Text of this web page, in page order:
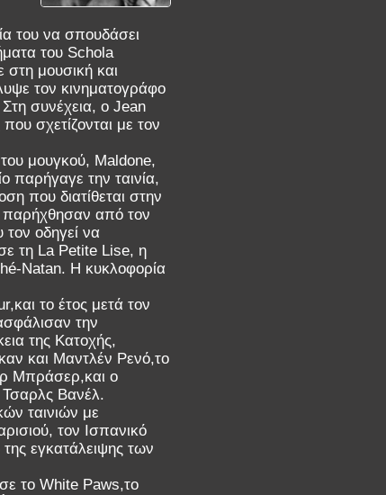
του να σπουδάσει
του Schola
μουσική και
τον κινηματογράφο
συνέχεια, ο Jean
σχετίζονται με τον
μουγκού, Maldone,
παρήγαγε την ταινία,
που διατίθεται στην
παρήχθησαν από τον
τον οδηγεί να
τη La Petite Lise, η
Natan. Η κυκλοφορία
το έτος μετά τον
την
της Κατοχής,
και Μαντλέν Ρενό,το
Μπράσερ,και ο
Τσαρλς Βανέλ.
ταινιών με
τον Ισπανικό
εγκατάλειψης των
το White Paws,το